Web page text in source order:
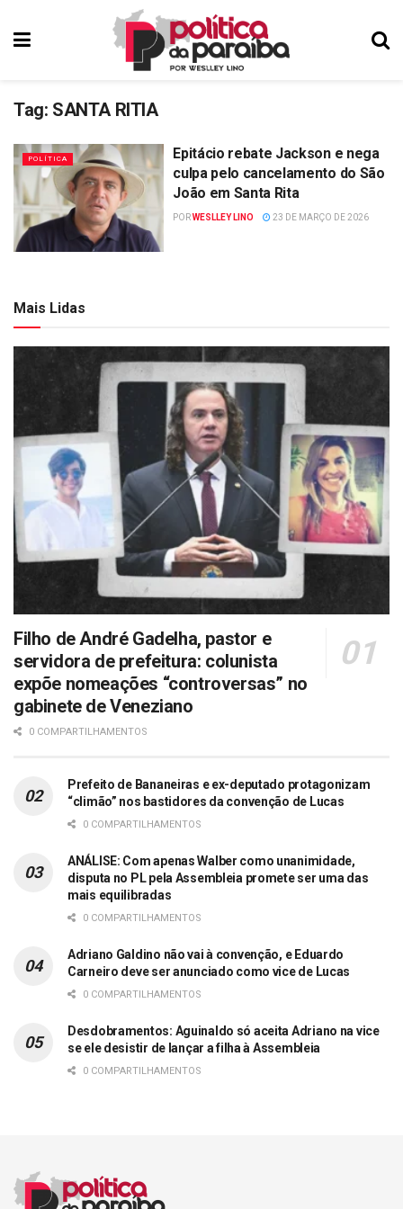
Tag: SANTA RITIA
POLÍTICA
Epitácio rebate Jackson e nega
culpa pelo cancelamento do São
João em Santa Rita
PORWESLLEY LINO 23 DE MARÇO DE 2026
Mais Lidas
Filho de André Gadelha, pastor e
servidora de prefeitura: colunista
expõe nomeações “controversas” no
gabinete de Veneziano
0 COMPARTILHAMENTOS
Prefeito de Bananeiras e ex-deputado protagonizam
“climão” nos bastidores da convenção de Lucas
0 COMPARTILHAMENTOS
ANÁLISE: Com apenas Walber como unanimidade,
disputa no PL pela Assembleia promete ser uma das
mais equilibradas
0 COMPARTILHAMENTOS
Adriano Galdino não vai à convenção, e Eduardo
Carneiro deve ser anunciado como vice de Lucas
0 COMPARTILHAMENTOS
Desdobramentos: Aguinaldo só aceita Adriano na vice
se ele desistir de lançar a filha à Assembleia
0 COMPARTILHAMENTOS